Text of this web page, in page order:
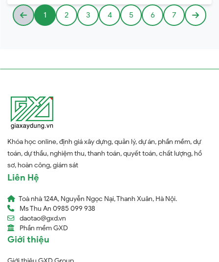
1 2 3 4 5 6 7
Khóa học online, định giá xây dựng, quản lý, dự án, phần mềm, dự
toán, dự thầu, nghiệm thu, thanh toán, quyết toán, chất lượng, hồ
sơ, hoàn công, giám sát
Liên Hệ
Toà nhà 124A, Nguyễn Ngọc Nại, Thanh Xuân, Hà Nội.
Ms Thu An 0985 099 938
daotao@gxd.vn
Phần mềm GXD
Giới thiệu